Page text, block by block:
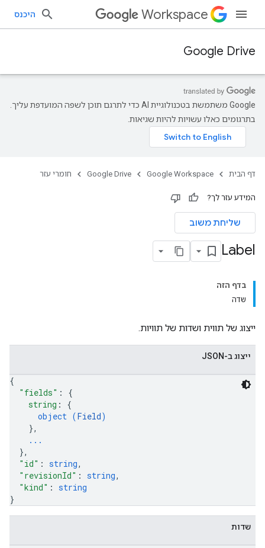
Workspace היכנס
Google Drive
‫Google משתמשת בטכנולוגיית AI כדי לתרגם תוכן לשפה המועדפת עליך.
בתרגומים כאלו עשויות להיות שגיאות.
דף הבית Google Workspace
Google Drive חומרי עזר
המידע עזר לך?
שליחת משוב
Label
בדף הזה
שדה
ייצוג של תווית ושדות של תוויות.
ייצוג ב-JSON
{
"fields" : {
string : {
object (Field)
},
...
},
"id" : string,
"revisionId" : string,
"kind" : string
}
שדות